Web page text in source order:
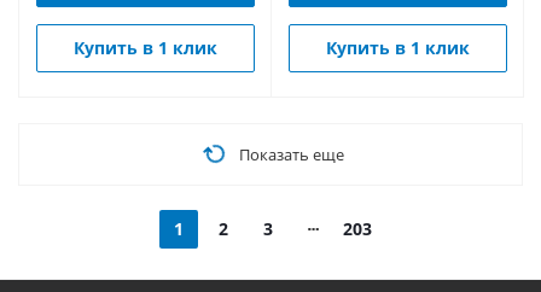
Купить в 1 клик Купить в 1 клик
Показать еще
1 2 3 203